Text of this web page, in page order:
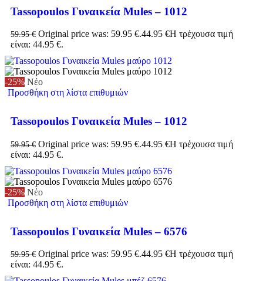
Tassopoulos Γυναικεία Mules – 1012
59.95€ Original price was: 59.95 €.44.95 €Η τρέχουσα τιμή
είναι: 44.95 €.
-25% Νέο
Προσθήκη στη λίστα επιθυμιών
Tassopoulos Γυναικεία Mules – 1012
59.95€ Original price was: 59.95 €.44.95 €Η τρέχουσα τιμή
είναι: 44.95 €.
-25% Νέο
Προσθήκη στη λίστα επιθυμιών
Tassopoulos Γυναικεία Mules – 6576
59.95€ Original price was: 59.95 €.44.95 €Η τρέχουσα τιμή
είναι: 44.95 €.